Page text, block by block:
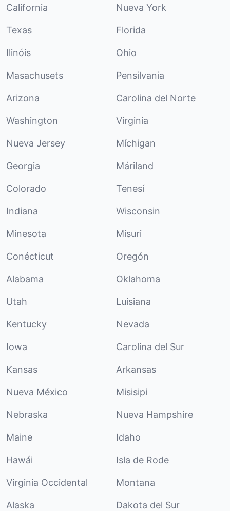
California Nueva York
Texas Florida
Ilinóis Ohio
Masachusets Pensilvania
Arizona Carolina del Norte
Washington Virginia
Nueva Jersey Míchigan
Georgia Máriland
Colorado Tenesí
Indiana Wisconsin
Minesota Misuri
Conécticut Oregón
Alabama Oklahoma
Utah Luisiana
Kentucky Nevada
Iowa Carolina del Sur
Kansas Arkansas
Nueva México Misisipi
Nebraska Nueva Hampshire
Maine Idaho
Hawái Isla de Rode
Virginia Occidental Montana
Alaska Dakota del Sur